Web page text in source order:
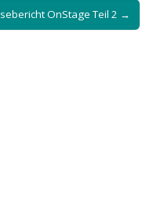
OnStage Teil 2 →